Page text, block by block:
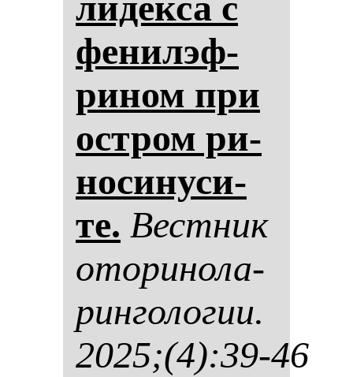
фе­ни­лэф­
ри­ном при
ос­тром ри­
но­си­ну­си­
те. Вес­тник
ото­ри­но­ла­
рин­го­ло­гии.
2025;(4):39-46